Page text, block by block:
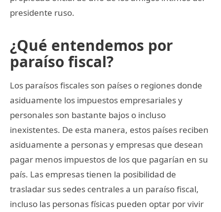
presidente ruso.
¿Qué entendemos por
paraíso fiscal?
Los paraísos fiscales son países o regiones donde
asiduamente los impuestos empresariales y
personales son bastante bajos o incluso
inexistentes. De esta manera, estos países reciben
asiduamente a personas y empresas que desean
pagar menos impuestos de los que pagarían en su
país. Las empresas tienen la posibilidad de
trasladar sus sedes centrales a un paraíso fiscal,
incluso las personas físicas pueden optar por vivir